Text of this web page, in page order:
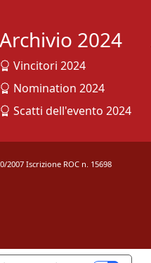
Archivio 2024
Vincitori 2024
Nomination 2024
Scatti dell'evento 2024
Iscrizione ROC n. 15698